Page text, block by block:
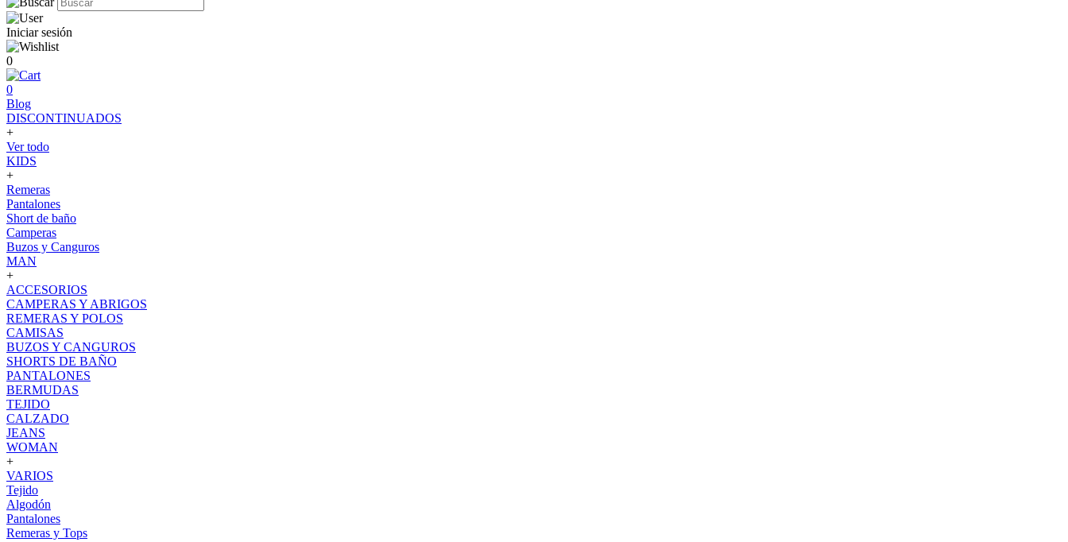
Iniciar sesión
0
0
Blog
DISCONTINUADOS
+
Ver todo
KIDS
+
Remeras
Pantalones
Short de baño
Camperas
Buzos y Canguros
MAN
+
ACCESORIOS
CAMPERAS Y ABRIGOS
REMERAS Y POLOS
CAMISAS
BUZOS Y CANGUROS
SHORTS DE BAÑO
PANTALONES
BERMUDAS
TEJIDO
CALZADO
JEANS
WOMAN
+
VARIOS
Tejido
Algodón
Pantalones
Remeras y Tops